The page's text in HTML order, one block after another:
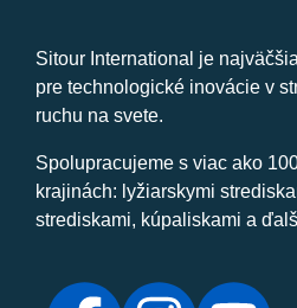
Sitour International je
pre technologické inovácie v
ruchu na svete.
Spolupracujeme s viac ako
krajinách: lyžiarskymi
strediskami, kúpaliskami a